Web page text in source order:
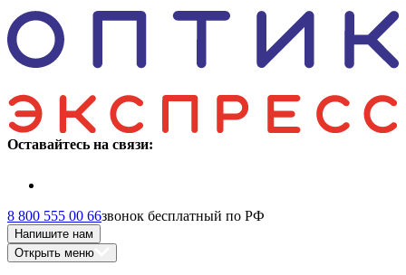
Оставайтесь на связи:
8 800 555 00 66звонок бесплатный по РФ
Напишите нам
Открыть меню